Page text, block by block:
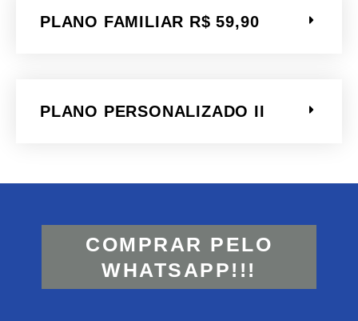
PLANO FAMILIAR R$ 59,90
PLANO PERSONALIZADO II
COMPRAR PELO
WHATSAPP!!!